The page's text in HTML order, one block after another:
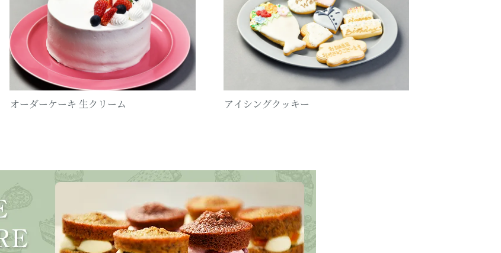
オーダーケーキ 生クリーム アイシングクッキー